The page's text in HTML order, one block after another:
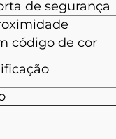
de segurança
código de cor